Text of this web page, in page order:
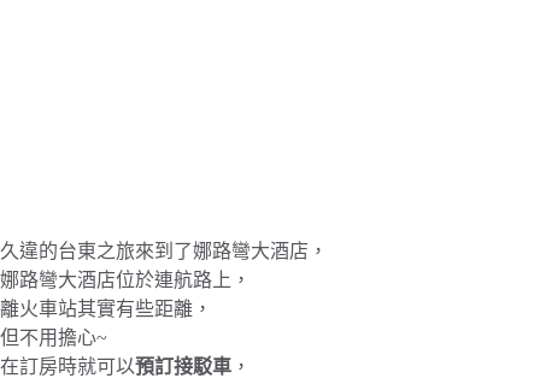
久違的台東之旅來到了娜路彎大酒店，
娜路彎大酒店位於連航路上，
離火車站其實有些距離，
但不用擔心~
在訂房時就可以預訂接駁車 ，